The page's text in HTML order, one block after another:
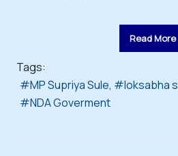
Read More
Tags:
MP Supriya Sule
loksabha
NDA Goverment